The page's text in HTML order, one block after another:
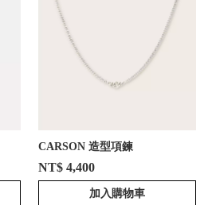
CARSON 造型項鍊
NT$ 4,400
加入購物車